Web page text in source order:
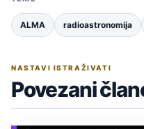
ALMA radioastronomija
NASTAVI ISTRAŽIVATI
Povezani